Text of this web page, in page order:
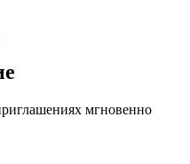
мгновенно